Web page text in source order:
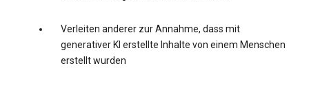
Verleiten anderer zur Annahme, dass mit
generativer KI erstellte Inhalte von einem Menschen
erstellt wurden